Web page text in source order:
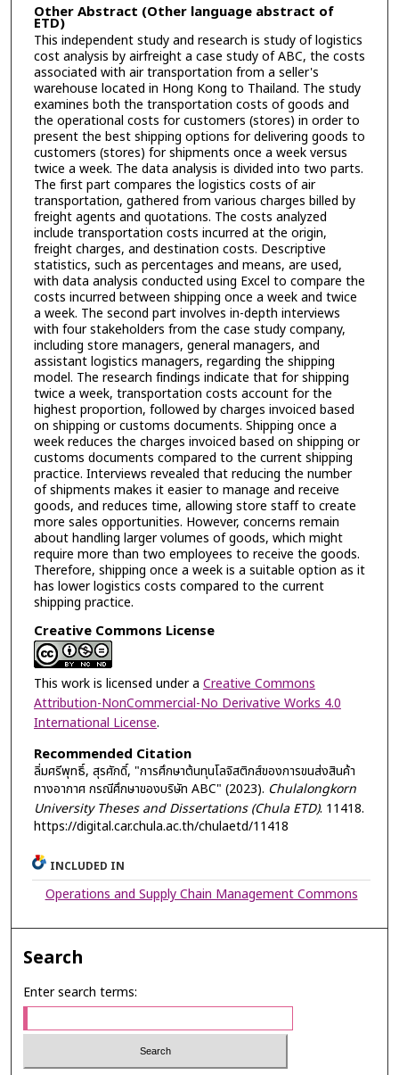
Other Abstract (Other language abstract of
ETD)
This independent study and research is study of logistics
cost analysis by airfreight a case study of ABC, the costs
associated with air transportation from a seller's
warehouse located in Hong Kong to Thailand. The study
examines both the transportation costs of goods and
the operational costs for customers (stores) in order to
present the best shipping options for delivering goods to
customers (stores) for shipments once a week versus
twice a week. The data analysis is divided into two parts.
The first part compares the logistics costs of air
transportation, gathered from various charges billed by
freight agents and quotations. The costs analyzed
include transportation costs incurred at the origin,
freight charges, and destination costs. Descriptive
statistics, such as percentages and means, are used,
with data analysis conducted using Excel to compare the
costs incurred between shipping once a week and twice
a week. The second part involves in-depth interviews
with four stakeholders from the case study company,
including store managers, general managers, and
assistant logistics managers, regarding the shipping
model. The research findings indicate that for shipping
twice a week, transportation costs account for the
highest proportion, followed by charges invoiced based
on shipping or customs documents. Shipping once a
week reduces the charges invoiced based on shipping or
customs documents compared to the current shipping
practice. Interviews revealed that reducing the number
of shipments makes it easier to manage and receive
goods, and reduces time, allowing store staff to create
more sales opportunities. However, concerns remain
about handling larger volumes of goods, which might
require more than two employees to receive the goods.
Therefore, shipping once a week is a suitable option as it
has lower logistics costs compared to the current
shipping practice.
Creative Commons License
This work is licensed under a Creative Commons
Attribution-NonCommercial-No Derivative Works 4.0
International License.
Recommended Citation
ลิ่มศรีพุทธิ์, สุรศักดิ์, "การศึกษาต้นทุนโลจิสติกส์ของการขนส่งสินค้า
ทางอากาศ กรณีศึกษาของบริษัท ABC" (2023). Chulalongkorn
University Theses and Dissertations (Chula ETD). 11418.
https://digital.car.chula.ac.th/chulaetd/11418
INCLUDED IN
Operations and Supply Chain Management Commons
Search
Enter search terms: